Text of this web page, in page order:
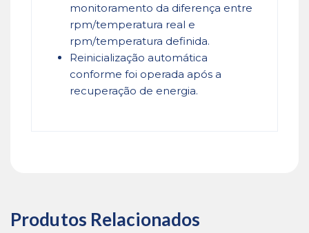
monitoramento da diferença entre
rpm/temperatura real e
rpm/temperatura definida.
Reinicialização automática
conforme foi operada após a
recuperação de energia.
Produtos Relacionados